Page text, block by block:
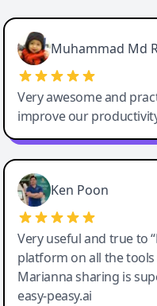
Easy-Peasy AI
Muhammad Md
Very awesome and
improve our
Ken Poon
Very useful and true to
platform on all the
Marianna sharing is
easy-peasy.ai